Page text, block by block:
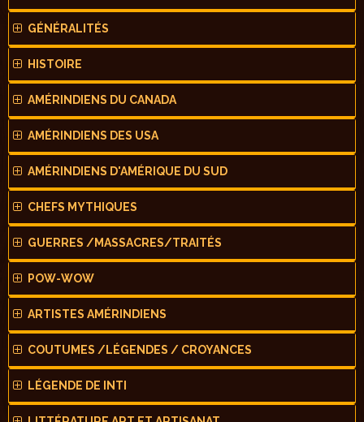
GÉNÉRALITÉS
HISTOIRE
AMÉRINDIENS DU CANADA
AMÉRINDIENS DES USA
AMÉRINDIENS D'AMÉRIQUE DU SUD
CHEFS MYTHIQUES
GUERRES /MASSACRES/TRAITÉS
POW-WOW
ARTISTES AMÉRINDIENS
COUTUMES /LÉGENDES / CROYANCES
LÉGENDE DE INTI